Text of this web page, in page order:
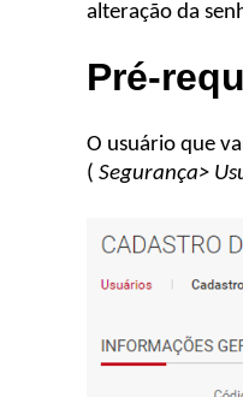
alteração da
Pré-
O usuário que
( Segurança>